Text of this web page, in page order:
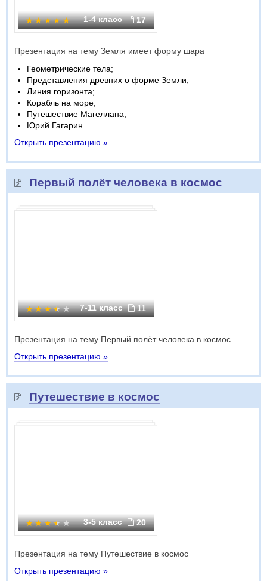
1-4 класс 17
Презентация на тему Земля имеет форму шара
Геометрические тела;
Представления древних о форме Земли;
Линия горизонта;
Корабль на море;
Путешествие Магеллана;
Юрий Гагарин.
Открыть презентацию »
Первый полёт человека в космос
7-11 класс 11
Презентация на тему Первый полёт человека в космос
Открыть презентацию »
Путешествие в космос
3-5 класс 20
Презентация на тему Путешествие в космос
Открыть презентацию »